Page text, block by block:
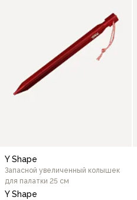
Y Shape
Запасной увеличенный колышек
для палатки 25 см
Y Shape